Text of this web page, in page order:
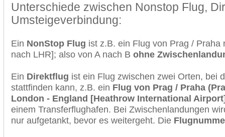
Unterschiede zwischen Nonstop Flug,
Umsteigeverbindung:
Ein NonStop Flug ist z.B. ein Flug von Prag / Praha
nach LHR]; also von A nach B ohne
Ein Direktflug ist ein Flug zwischen zwei Orten, bei
stattfinden kann, z.B. ein Flug von Prag / Praha
London - England [Heathrow International
einem Transferflughafen. Bei Zwischenlandungen
nur aufgetankt, bevor es weitergeht. Die